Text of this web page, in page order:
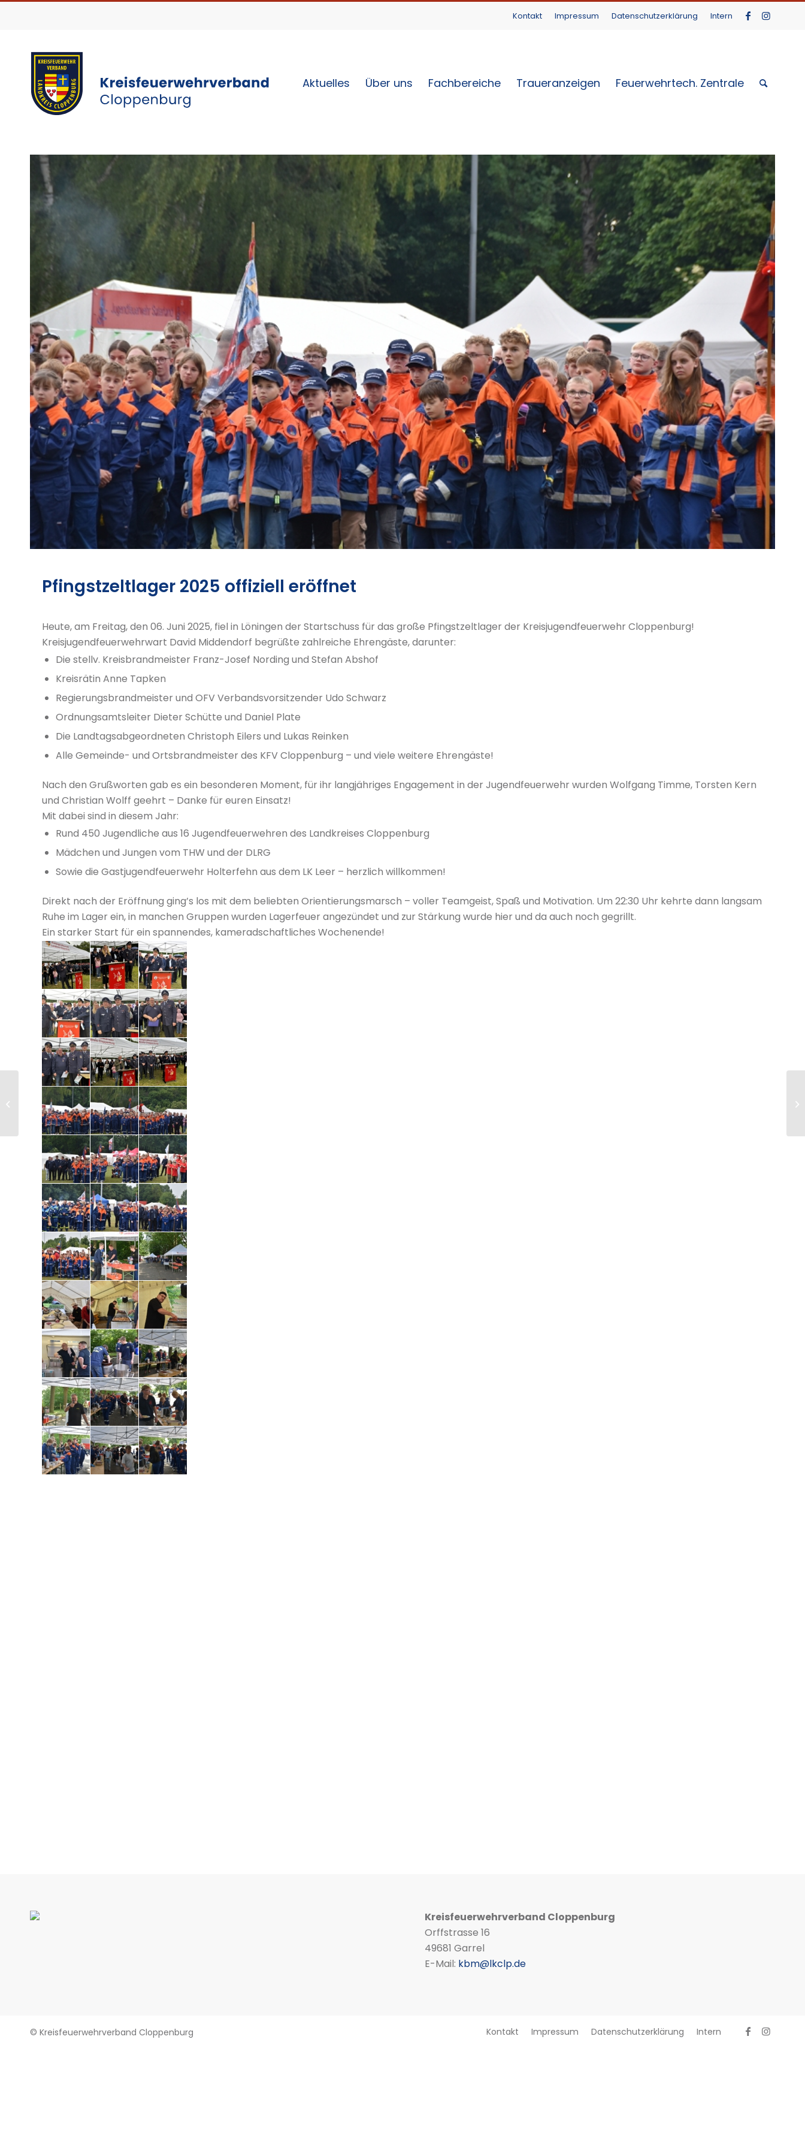
Kontakt Impressum Datenschutzerklärung Intern
Aktuelles Über uns Fachbereiche Traueranzeigen Feuerwehrtech. Zentrale
Pfingstzeltlager 2025 offiziell eröffnet
Heute, am Freitag, den 06. Juni 2025, fiel in Löningen der Startschuss für das große Pfingstzeltlager der Kreisjugendfeuerwehr Cloppenburg!
Kreisjugendfeuerwehrwart David Middendorf begrüßte zahlreiche Ehrengäste, darunter:
Die stellv. Kreisbrandmeister Franz-Josef Nording und Stefan Abshof
Kreisrätin Anne Tapken
Regierungsbrandmeister und OFV Verbandsvorsitzender Udo Schwarz
Ordnungsamtsleiter Dieter Schütte und Daniel Plate
Die Landtagsabgeordneten Christoph Eilers und Lukas Reinken
Alle Gemeinde- und Ortsbrandmeister des KFV Cloppenburg – und viele weitere Ehrengäste!
Nach den Grußworten gab es ein besonderen Moment, für ihr langjähriges Engagement in der Jugendfeuerwehr wurden Wolfgang Timme, Torsten Kern
und Christian Wolff geehrt – Danke für euren Einsatz!
Mit dabei sind in diesem Jahr:
Rund 450 Jugendliche aus 16 Jugendfeuerwehren des Landkreises Cloppenburg
Mädchen und Jungen vom THW und der DLRG
Sowie die Gastjugendfeuerwehr Holterfehn aus dem LK Leer – herzlich willkommen!
Direkt nach der Eröffnung ging’s los mit dem beliebten Orientierungsmarsch – voller Teamgeist, Spaß und Motivation. Um 22:30 Uhr kehrte dann langsam
Ruhe im Lager ein, in manchen Gruppen wurden Lagerfeuer angezündet und zur Stärkung wurde hier und da auch noch gegrillt.
Ein starker Start für ein spannendes, kameradschaftliches Wochenende!
Kreisfeuerwehrverband Cloppenburg
Orffstrasse 16
49681 Garrel
E-Mail: kbm@lkclp.de
© Kreisfeuerwehrverband Cloppenburg Kontakt Impressum Datenschutzerklärung Intern
Verbandsversammlung
der Feuerwehren im
Landkreis Cloppenburg